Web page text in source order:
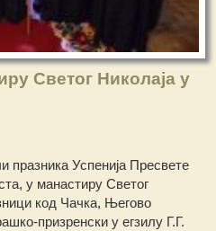
Светог Николаја у
празника Успенија Пресвете
у манастиру Светог
код Чачка, Његово
призренски у егзилу Г.Г.